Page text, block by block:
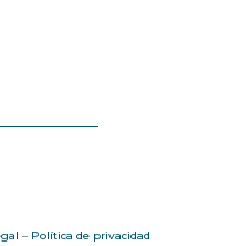
– Política de privacidad